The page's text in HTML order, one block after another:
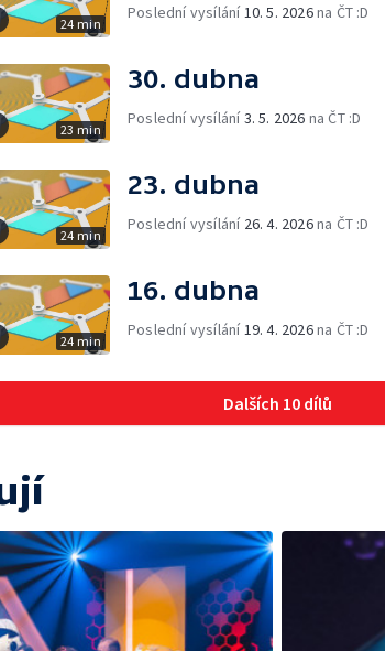
24 min
Poslední vysílání 10. 5. 2026na ČT :D
23 min
30. dubna
Poslední vysílání3. 5. 2026 na ČT :D
24 min
23. dubna
Poslední vysílání 26. 4. 2026na ČT :D
24 min
16. dubna
Poslední vysílání 19. 4. 2026na ČT :D
Dalších 10 dílů